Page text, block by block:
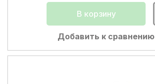
В корзину
Добавить к сравнению